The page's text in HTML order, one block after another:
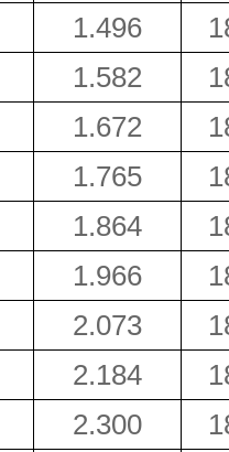
1.496
1.582
1.672
1.765
1.864
1.966
2.073
2.184
2.300